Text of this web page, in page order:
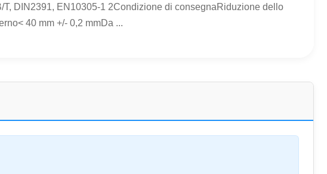
DIN2391, EN10305-1 2Condizione di consegnaRiduzione dello
40 mm +/- 0,2 mmDa ...